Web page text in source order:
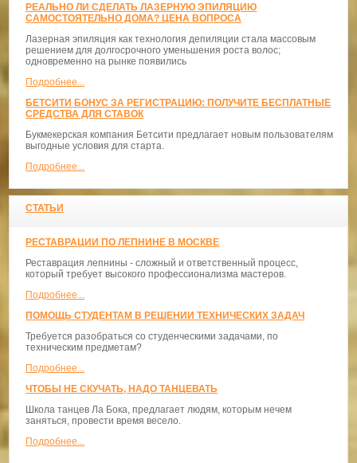
РЕАЛЬНО ЛИ СДЕЛАТЬ ЛАЗЕРНУЮ ЭПИЛЯЦИЮ
САМОСТОЯТЕЛЬНО ДОМА? ЦЕНА ВОПРОСА
Лазерная эпиляция как технология депиляции стала массовым
решением для долгосрочного уменьшения роста волос;
одновременно на рынке появились
Подробнее...
БЕТСИТИ БОНУС ЗА РЕГИСТРАЦИЮ: ПОЛУЧИТЕ БЕСПЛАТНЫЕ
СРЕДСТВА ДЛЯ СТАВОК
Букмекерская компания Бетсити предлагает новым пользователям
выгодные условия для старта.
Подробнее...
СТАТЬИ
РЕСТАВРАЦИИ ПО ЛЕПНИНЕ В МОСКВЕ
Реставрация лепнины - сложный и ответственный процесс,
который требует высокого профессионализма мастеров.
Подробнее...
ПОМОЩЬ СТУДЕНТАМ В РЕШЕНИИ ТЕХНИЧЕСКИХ ЗАДАЧ
Требуется разобраться со студенческими задачами, по
техническим предметам?
Подробнее...
ЧТОБЫ НЕ СКУЧАТЬ, НАДО ТАНЦЕВАТЬ
​Школа танцев Ла Бока, предлагает людям, которым нечем
заняться, провести время весело.
Подробнее...